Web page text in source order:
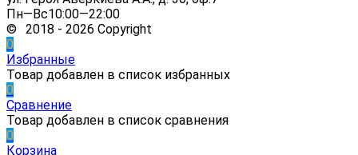
Пн—Вс10:00—22:00
© 2018 - 2026 Copyright
0
Избранные
Товар добавлен в список избранных
0
Сравнение
Товар добавлен в список сравнения
0
Корзина